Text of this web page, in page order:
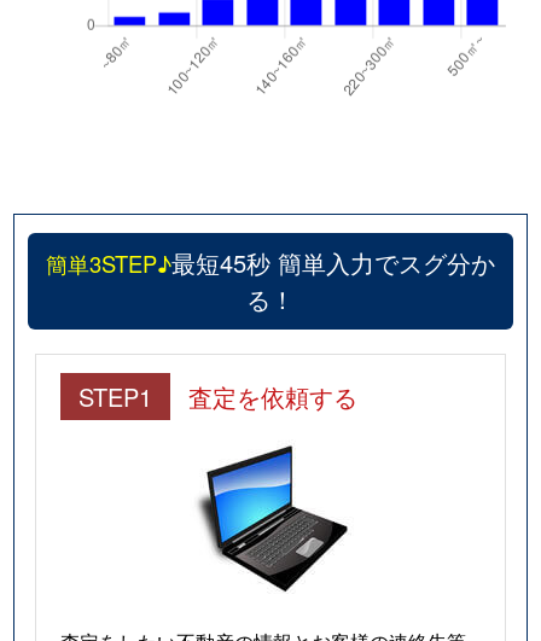
簡単3STEP♪最短45秒 簡単入力でスグ分か
る！
STEP1 査定を依頼する